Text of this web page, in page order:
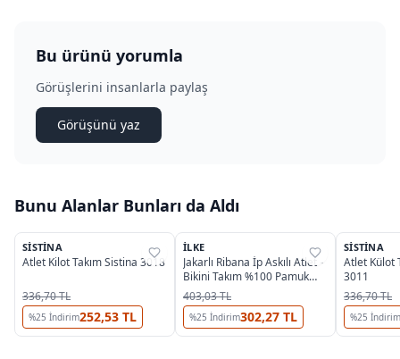
Bu ürünü yorumla
Görüşlerini insanlarla paylaş
Görüşünü yaz
Bunu Alanlar Bunları da Aldı
%37
SISTINA
Atlet Kilot Takım Sistina 3018
336,70 TL
%25 İndirim252,53 TL
%37
İLKE
Jakarlı Ribana İp Askılı Atlet -
Bikini Takım %100 Pamuk
İlke 2294
403,03 TL
%25 İndirim302,27 TL
%37
SISTINA
Atlet Külot
3011
336,70 TL
%25 İndirim